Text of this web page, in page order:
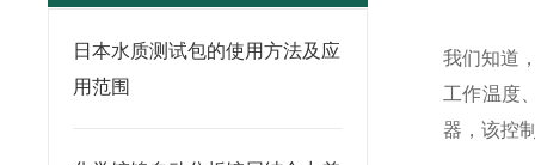
日本水质测试包的使用方法及应
用范围
我们知道
工作温度
器，该控